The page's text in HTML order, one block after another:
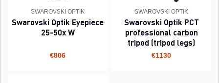
SWAROVSKI OPTIK
Swarovski Optik Eyepiece
25-50x W
€806
SWAROVSKI OPTIK
Swarovski Optik PCT
professional carbon
tripod (tripod legs)
€1130